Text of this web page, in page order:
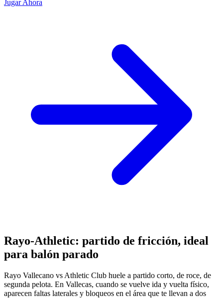
Jugar Ahora
Rayo-Athletic: partido de fricción, ideal
para balón parado
Rayo Vallecano vs Athletic Club huele a partido corto, de roce, de
segunda pelota. En Vallecas, cuando se vuelve ida y vuelta físico,
aparecen faltas laterales y bloqueos en el área que te llevan a dos